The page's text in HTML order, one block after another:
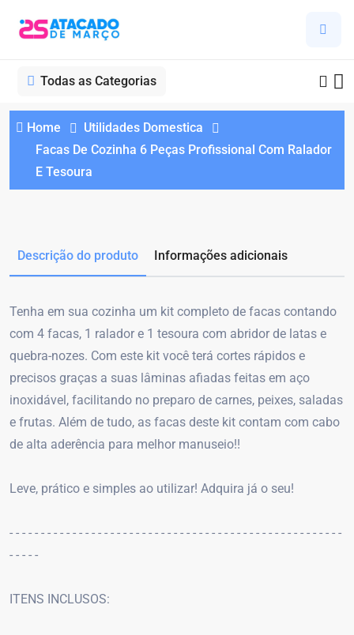
Todas as Categorias
Home
Utilidades Domestica
Facas De Cozinha 6 Peças Profissional Com Ralador
E Tesoura
Descrição do produto Informações adicionais
Tenha em sua cozinha um kit completo de facas contando
com 4 facas, 1 ralador e 1 tesoura com abridor de latas e
quebra-nozes. Com este kit você terá cortes rápidos e
precisos graças a suas lâminas afiadas feitas em aço
inoxidável, facilitando no preparo de carnes, peixes, saladas
e frutas. Além de tudo, as facas deste kit contam com cabo
de alta aderência para melhor manuseio!!
Leve, prático e simples ao utilizar! Adquira já o seu!
- - - - - - - - - - - - - - - - - - - - - - - - - - - - - - - - - - - - - - - - - - - - - - - - - - - - -
- - - - -
ITENS INCLUSOS: